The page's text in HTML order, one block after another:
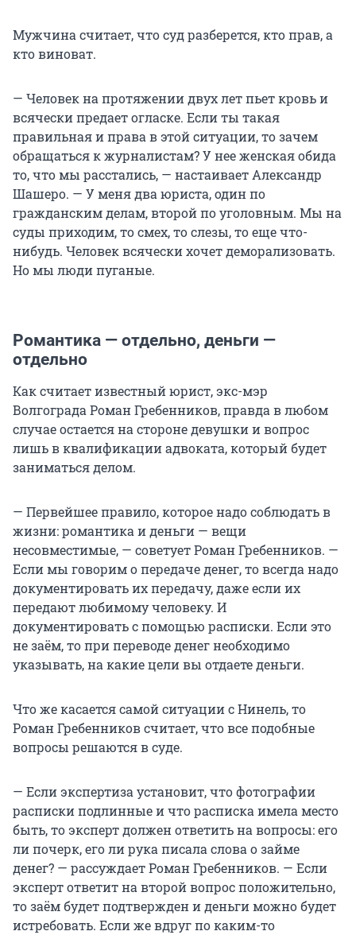
Мужчина считает, что суд разберется, кто прав, а
кто виноват.
— Человек на протяжении двух лет пьет кровь и
всячески предает огласке. Если ты такая
правильная и права в этой ситуации, то зачем
обращаться к журналистам? У нее женская обида
то, что мы расстались, — настаивает Александр
Шашеро. — У меня два юриста, один по
гражданским делам, второй по уголовным. Мы на
суды приходим, то смех, то слезы, то еще что-
нибудь. Человек всячески хочет деморализовать.
Но мы люди пуганые.
Романтика — отдельно, деньги —
отдельно
Как считает известный юрист, экс-мэр
Волгограда Роман Гребенников, правда в любом
случае остается на стороне девушки и вопрос
лишь в квалификации адвоката, который будет
заниматься делом.
— Первейшее правило, которое надо соблюдать в
жизни: романтика и деньги — вещи
несовместимые, — советует Роман Гребенников. —
Если мы говорим о передаче денег, то всегда надо
документировать их передачу, даже если их
передают любимому человеку. И
документировать с помощью расписки. Если это
не заём, то при переводе денег необходимо
указывать, на какие цели вы отдаете деньги.
Что же касается самой ситуации с Нинель, то
Роман Гребенников считает, что все подобные
вопросы решаются в суде.
— Если экспертиза установит, что фотографии
расписки подлинные и что расписка имела место
быть, то эксперт должен ответить на вопросы: его
ли почерк, его ли рука писала слова о займе
денег? — рассуждает Роман Гребенников. — Если
эксперт ответит на второй вопрос положительно,
то заём будет подтвержден и деньги можно будет
истребовать. Если же вдруг по каким-то